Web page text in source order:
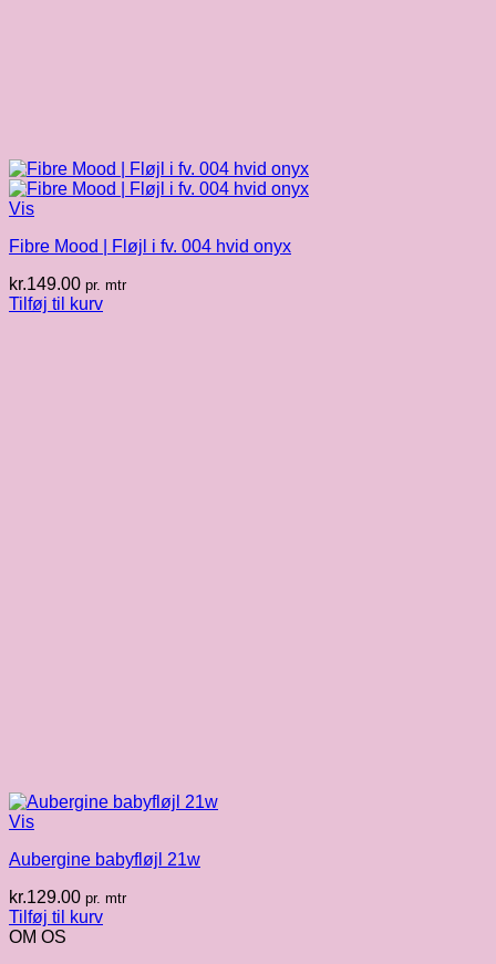
Vis
Fibre Mood | Fløjl i fv. 004 hvid onyx
kr.149.00 pr. mtr
Tilføj til kurv
Vis
Aubergine babyfløjl 21w
kr.129.00 pr. mtr
Tilføj til kurv
OM OS